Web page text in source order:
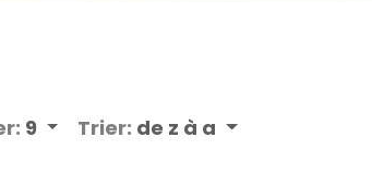
9 Trier: de z à a